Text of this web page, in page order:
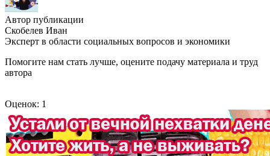
Автор публикации
Скобелев Иван
Эксперт в области социальных вопросов и экономики
Помогите нам стать лучше, оцените подачу материала и труд
автора
Оценок: 1